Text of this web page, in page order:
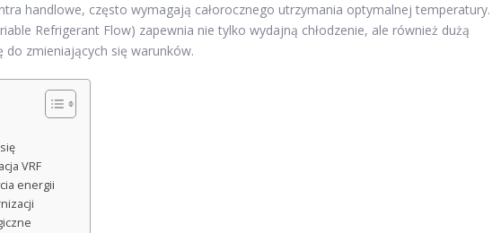
handlowe, często wymagają całorocznego utrzymania optymalnej temperatury.
Refrigerant Flow) zapewnia nie tylko wydajną chłodzenie, ale również dużą
zmieniających się warunków.
VRF
energii